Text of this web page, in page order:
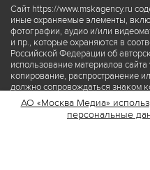
Сайт https://www.mskagency.ru
иные охраняемые элементы,
фотографии, аудио и/или
и пр., которые охраняются в
Российской Федерации об
использование материалов
копирование, распространение
должно сопровождаться знаком
правообладателя © АО «Москва
www.mskagency.ru как на
материалов сайта
АО «Москва Медиа»
персональные